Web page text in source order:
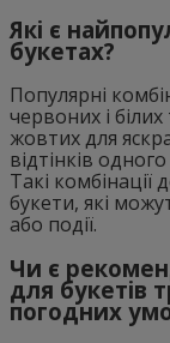
Які є
букетах?
Популярні
червоних і
жовтих для
відтінків
Такі
букети, які
або події.
Чи є
для букетів
погодних